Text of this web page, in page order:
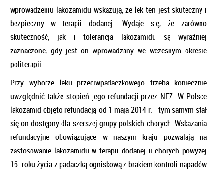
wprowadzeniu lakozamidu wskazują, że lek ten jest skuteczny i
bezpieczny w terapii dodanej. Wydaje się, że zarówno
skuteczność, jak i tolerancja lakozamidu są wyraźniej
zaznaczone, gdy jest on wprowadzany we wczesnym okresie
politerapii.
Przy wyborze leku przeciwpadaczkowego trzeba koniecznie
uwzględnić także stopień jego refundacji przez NFZ. W Polsce
lakozamid objęto refundacją od 1 maja 2014 r. i tym samym stał
się on dostępny dla szerszej grupy polskich chorych. Wskazania
refundacyjne obowiązujące w naszym kraju pozwalają na
zastosowanie lakozamidu w terapii dodanej u chorych powyżej
16. roku życia z padaczką ogniskową z brakiem kontroli napadów